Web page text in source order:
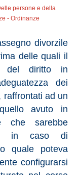
persone e della
- Ordinanze
divorzile
delle quali il
del diritto in
dei
raffrontati ad un
avuto in
che sarebbe
in caso di
quale poteva
configurarsi